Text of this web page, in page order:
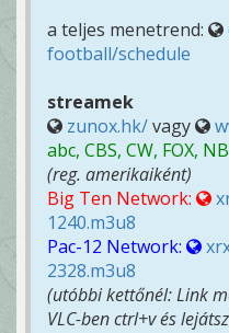
a teljes menetrend:
football/schedule
streamek
zunox.hk/vagy
abc, CBS, CW, FOX,
(reg. amerikaiként)
Big Ten Network:
1240.m3u8
Pac-12 Network:
2328.m3u8
(utóbbi kettőnél: Link
VLC-ben ctrl+v és